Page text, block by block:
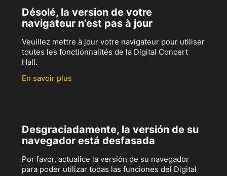
Désolé, la version de votre
navigateur n’est pas à jour
Veuillez mettre à jour votre navigateur pour utiliser
toutes les fonctionnalités de la Digital Concert
Hall.
En savoir plus
Desgraciadamente, la versión de su
navegador está desfasada
Por favor, actualice la versión de su navegador
para poder utilizar todas las funciones del Digital